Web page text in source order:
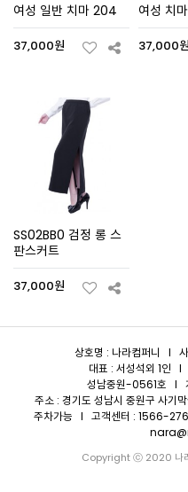
여성 일반 치마 204
37,000원
여성 치
37,000원
SS02BB0 검정 롱 스
판스커트
37,000원
상호명 : 나라컴퍼니 I
대표 : 서성석외 1인
성남중원-0561호 I
주소 : 경기도 성남시 중원구 사기
주차가능 I 고객센터 : 1566-
Copyright ⓒ 2020 나